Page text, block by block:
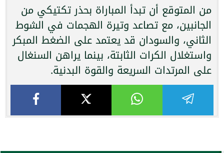
من المتوقع أن تبدأ المباراة بحذر تكتيكي من
الجانبين، مع تصاعد وتيرة الهجمات في الشوط
الثاني، والسودان قد يعتمد على الضغط المبكر
واستغلال الكرات الثابتة، بينما يراهن السنغال
على المرتدات السريعة والقوة البدنية.